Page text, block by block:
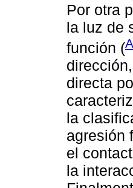
Por otra
la luz de
función (
directa
la
agresión
el
la